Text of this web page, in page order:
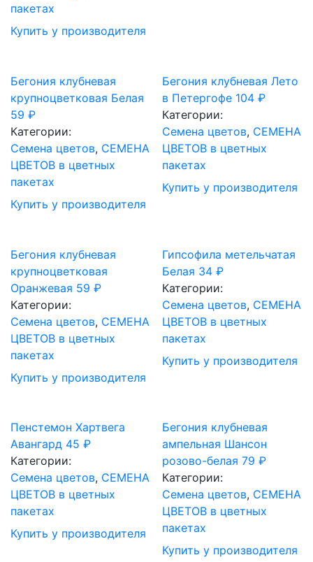
пакетах
Купить у производителя
Бегония клубневая
крупноцветковая Белая
59 ₽
Категории:
Семена цветов, СЕМЕНА
ЦВЕТОВ в цветных
пакетах
Купить у производителя
Бегония клубневая Лето
в Петергофе 104₽
Категории:
Семена цветов, СЕМЕНА
ЦВЕТОВ в цветных
пакетах
Купить у производителя
Бегония клубневая
крупноцветковая
Оранжевая 59 ₽
Категории:
Семена цветов, СЕМЕНА
ЦВЕТОВ в цветных
пакетах
Купить у производителя
Гипсофила метельчатая
Белая 34₽
Категории:
Семена цветов, СЕМЕНА
ЦВЕТОВ в цветных
пакетах
Купить у производителя
Пенстемон Хартвега
Авангард 45 ₽
Категории:
Семена цветов, СЕМЕНА
ЦВЕТОВ в цветных
пакетах
Купить у производителя
Бегония клубневая
ампельная Шансон
розово-белая 79₽
Категории:
Семена цветов, СЕМЕНА
ЦВЕТОВ в цветных
пакетах
Купить у производителя